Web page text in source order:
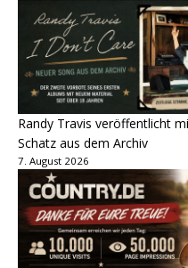
Randy Travis veröffentlicht
Schatz aus dem Archiv
7. August 2026